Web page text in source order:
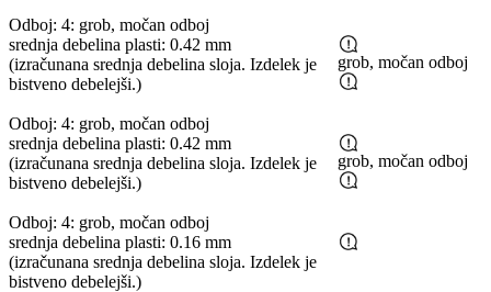
Odboj: 4: grob, močan odboj
srednja debelina plasti: 0.42 mm
(izračunana srednja debelina sloja. Izdelek je
bistveno debelejši.)
Odboj: 4: grob, močan odboj
grob, močan odboj
srednja debelina plasti: 0.42 mm
(izračunana srednja debelina sloja. Izdelek je
bistveno debelejši.)
Odboj: 4: grob, močan odboj
grob, močan odboj
srednja debelina plasti: 0.16 mm
(izračunana srednja debelina sloja. Izdelek je
bistveno debelejši.)